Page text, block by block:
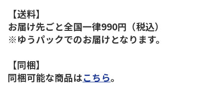
【送料】
お届け先ごと全国一律990円（税込）
※ゆうパックでのお届けとなります。
【同梱】
同梱可能な商品はこちら。